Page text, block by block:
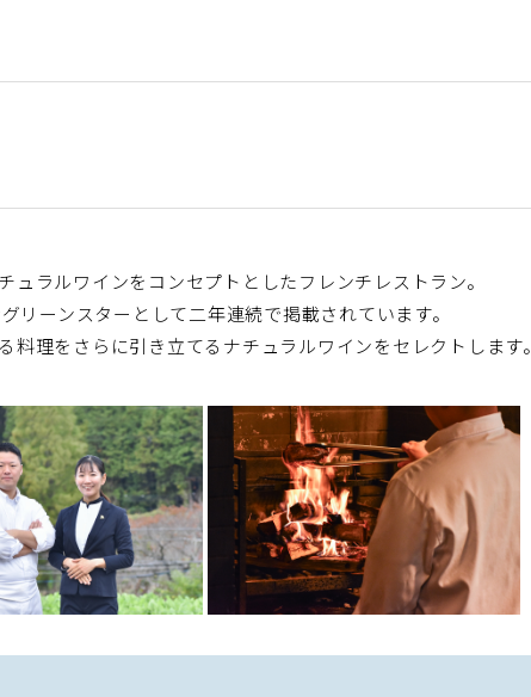
ラルワインをコンセプトとしたフレンチレストラン。
リーンスターとして二年連続で掲載されています。
理をさらに引き立てるナチュラルワインをセレクトします。